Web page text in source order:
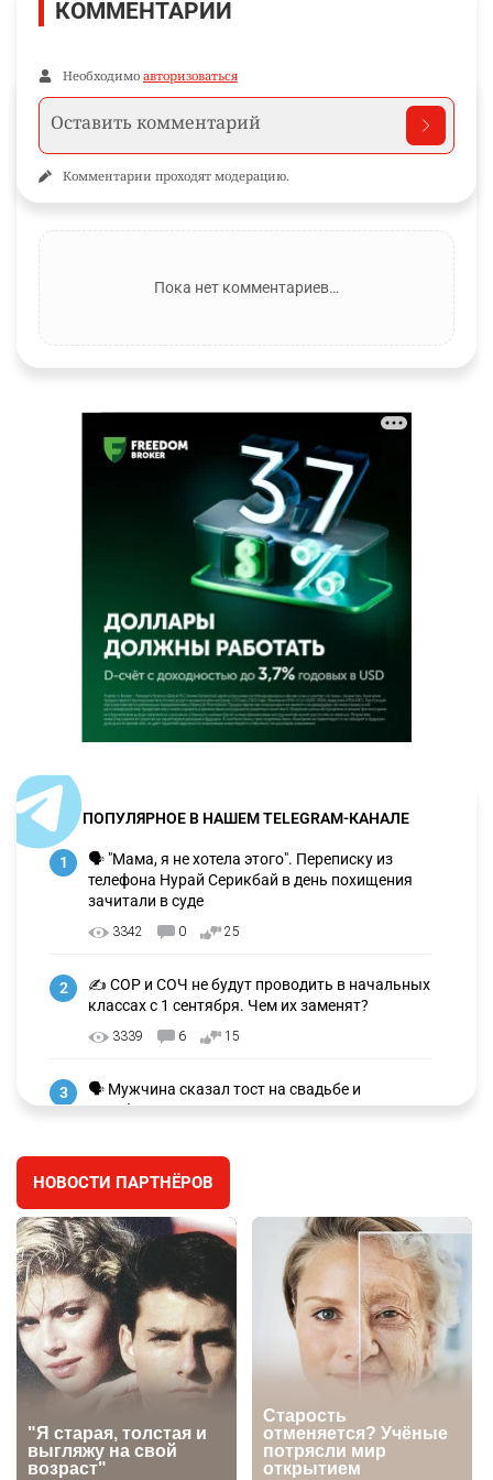
КОММЕНТАРИИ
Необходимо авторизоваться
Комментарии проходят модерацию.
Пока нет комментариев…
ПОПУЛЯРНОЕ В НАШЕМ TELEGRAM-КАНАЛЕ
1
🗣 "Мама, я не хотела этого". Переписку из
телефона Нурай Серикбай в день похищения
зачитали в суде
3342 0 25
2
✍️ СОР и СОЧ не будут проводить в начальных
классах с 1 сентября. Чем их заменят?
3339 6 15
3
🗣 Мужчина сказал тост на свадьбе и
заработал уголовное дело
🐏 Скота больше, а мясо дороже. Почему в
Казахстане продолжают расти цены на
баранину и конину
2740
5
⚠️ Доброе утро, друзья! Предлагаем обзор
главных новостей за 4 августа
2827 0 1
6
🗣Глава государства направил телеграмму
соболезнования родным и близким Халық
қаһарманы Ивана Гапича
НОВОСТИ ПАРТНЁРОВ